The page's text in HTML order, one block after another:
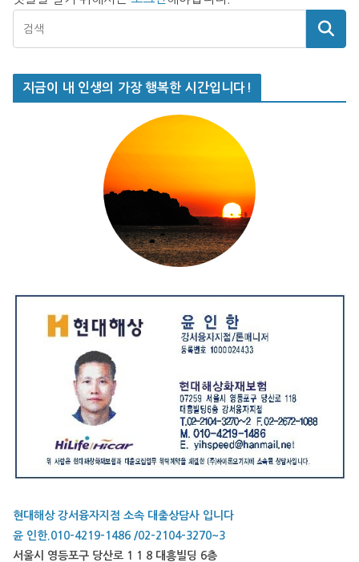
지금이 내 인생의 가장 행복한 시간입니다!
현대해상 강서융자지점 소속 대출상담사 입니다
윤 인한.010-4219-1486 /02-2104-3270~3
서울시 영등포구 당산로 1 1 8 대흥빌딩 6층